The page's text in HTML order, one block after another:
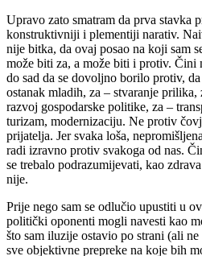
Upravo zato smatram da prva stavka
konstruktivniji i plementiji narativ.
nije bitka, da ovaj posao na koji sam
može biti za, a može biti i protiv. Čini
do sad da se dovoljno borilo protiv,
ostanak mladih, za – stvaranje
razvoj gospodarske politike, za –
turizam, modernizaciju. Ne protiv
prijatelja. Jer svaka loša,
radi izravno protiv svakoga od nas.
se trebalo podrazumijevati, kao
nije.
Prije nego sam se odlučio upustiti u
politički oponenti mogli navesti kao
što sam iluzije ostavio po strani (ali
sve objektivne prepreke na koje bih